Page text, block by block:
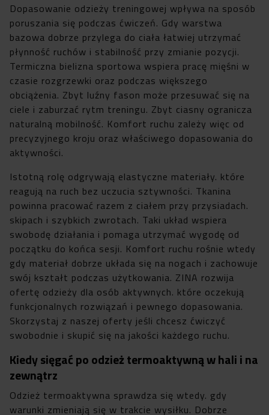
Dopasowanie odzieży treningowej wpływa na sposób
poruszania się podczas ćwiczeń. Gdy warstwa
bazowa dobrze przylega do ciała łatwiej utrzymać
płynność ruchów i stabilność przy zmianie pozycji.
Termiczna bielizna sportowa wspiera pracę mięśni w
czasie rozgrzewki oraz podczas większego
obciążenia. Zbyt luźny fason może przesuwać się na
ciele i zaburzać rytm treningu. Zbyt ciasny ogranicza
naturalną mobilność. Komfort ruchu zależy więc od
precyzyjnego kroju oraz właściwego dopasowania do
aktywności.
Istotną rolę odgrywają elastyczne materiały. które
reagują na ruch bez uczucia sztywności. Tkanina
powinna pracować razem z ciałem przy przysiadach.
skipach i szybkich zwrotach. Taki układ wspiera
swobodę działania i pomaga utrzymać wygodę od
początku do końca sesji. Komfort ruchu rośnie wtedy
gdy materiał dobrze układa się na nogach i zachowuje
swój kształt podczas użytkowania. ZINA rozwija
ofertę odzieży dla osób aktywnych. które oczekują
funkcjonalnych rozwiązań i pewnego dopasowania.
Skorzystaj z naszej oferty jeśli chcesz ćwiczyć
swobodnie i skupić się na jakości każdego ruchu.
Kiedy sięgać po odzież termoaktywną w hali i na
zewnątrz
Odzież termoaktywna sprawdza się wtedy. gdy
warunki zmieniają się w trakcie wysiłku. Dobrze